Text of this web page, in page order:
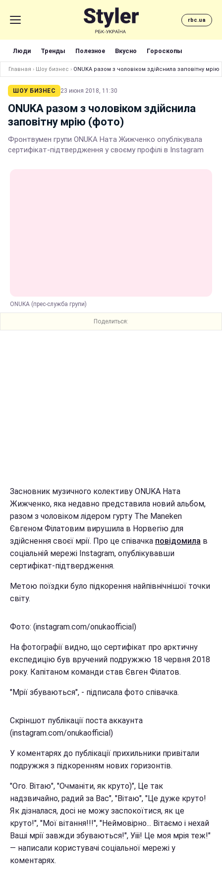
rbc.ua
Люди Тренды Полезное Вкусно Гороскопы
Главная › Шоу бизнес › ONUKA разом з чоловіком здійснила заповітну
ШОУ БИЗНЕС 23 июня 2018, 11:30
ONUKA разом з чоловіком здійснила
заповітну мрію (фото)
Фронтвумен групи ONUKA Ната Жижченко опублікувала
сертифікат-підтвердження у своєму профілі в Instagram
ONUKA (прес-служба групи)
Поделиться:
Засновник музичного колективу ONUKA Ната
Жижченко, яка недавно представила новий альбом,
разом з чоловіком лідером гурту The Maneken
Євгеном Філатовим вирушила в Норвегію для
здійснення своєї мрії. Про це співачка повідомила в
соціальній мережі Instagram, опублікувавши
сертифікат-підтвердження.
Метою поїздки було підкорення найпівнічнішої точки
світу.
Фото: (instagram.com/onukaofficial)
На фотографії видно, що сертифікат про арктичну
експедицію був вручений подружжю 18 червня 2018
року. Капітаном команди став Євген Філатов.
"Мрії збуваються", - підписала фото співачка.
Скріншот публікації поста аккаунта
(instagram.com/onukaofficial)
У коментарях до публікації прихильники привітали
подружжя з підкоренням нових горизонтів.
"Ого. Вітаю", "Очманіти, як круто)", Це так
надзвичайно, радий за Вас", "Вітаю", "Це дуже круто!
Як дізналася, досі не можу заспокоїтися, як це
круто!", "Мої вітання!!!", "Неймовірно... Вітаємо і нехай
Ваші мрії завжди збуваються!", Уііі! Це моя мрія теж!"
— написали користувачі соціальної мережі у
коментарях.